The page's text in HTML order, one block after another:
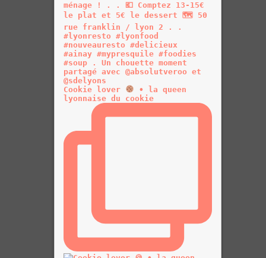
Cookie lover
• la queen
lyonnaise du cookie